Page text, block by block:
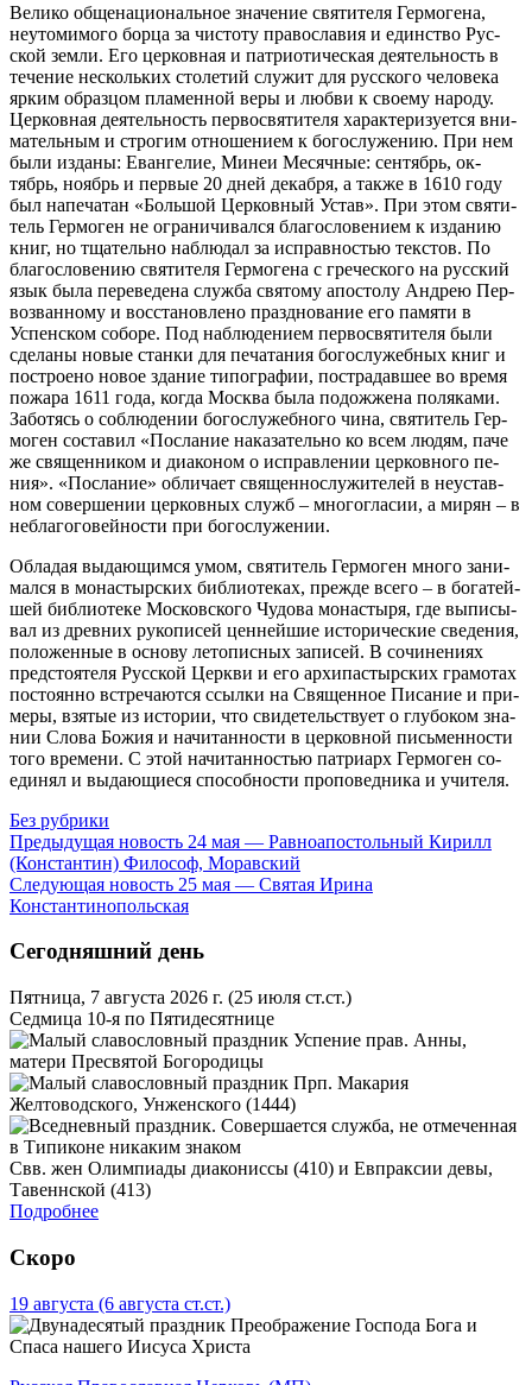
Ве­ли­ко об­ще­на­цио­наль­ное зна­че­ние свя­ти­те­ля Гер­мо­ге­на,
неуто­ми­мо­го бор­ца за чи­сто­ту пра­во­сла­вия и един­ство Рус­
ской зем­ли. Его цер­ков­ная и пат­ри­о­ти­че­ская де­я­тель­ность в
те­че­ние несколь­ких сто­ле­тий слу­жит для рус­ско­го че­ло­ве­ка
яр­ким об­раз­цом пла­мен­ной ве­ры и люб­ви к сво­е­му на­ро­ду.
Цер­ков­ная де­я­тель­ность пер­во­свя­ти­те­ля ха­рак­те­ри­зу­ет­ся вни­
ма­тель­ным и стро­гим от­но­ше­ни­ем к бо­го­слу­же­нию. При нем
бы­ли из­да­ны: Еван­ге­лие, Ми­неи Ме­сяч­ные: сен­тябрь, ок­
тябрь, но­ябрь и пер­вые 20 дней де­каб­ря, а так­же в 1610 го­ду
был на­пе­ча­тан «Боль­шой Цер­ков­ный Устав». При этом свя­ти­
тель Гер­мо­ген не огра­ни­чи­вал­ся бла­го­сло­ве­ни­ем к из­да­нию
книг, но тща­тель­но на­блю­дал за ис­прав­но­стью тек­стов. По
бла­го­сло­ве­нию свя­ти­те­ля Гер­мо­ге­на с гре­че­ско­го на рус­ский
язык бы­ла пе­ре­ве­де­на служ­ба свя­то­му апо­сто­лу Ан­дрею Пер­
во­зван­но­му и вос­ста­нов­ле­но празд­но­ва­ние его па­мя­ти в
Успен­ском со­бо­ре. Под на­блю­де­ни­ем пер­во­свя­ти­те­ля бы­ли
сде­ла­ны но­вые стан­ки для пе­ча­та­ния бо­го­слу­жеб­ных книг и
по­стро­е­но но­вое зда­ние ти­по­гра­фии, по­стра­дав­шее во вре­мя
по­жа­ра 1611 го­да, ко­гда Москва бы­ла по­до­жже­на по­ля­ка­ми.
За­бо­тясь о со­блю­де­нии бо­го­слу­жеб­но­го чи­на, свя­ти­тель Гер­
мо­ген со­ста­вил «По­сла­ние на­ка­за­тель­но ко всем лю­дям, па­че
же свя­щен­ни­ком и диа­ко­ном о ис­прав­ле­нии цер­ков­но­го пе­
ния». «По­сла­ние» об­ли­ча­ет свя­щен­но­слу­жи­те­лей в неустав­
ном со­вер­ше­нии цер­ков­ных служб – мно­го­гла­сии, а ми­рян – в
небла­го­го­вей­но­сти при бо­го­слу­же­нии.
Об­ла­дая вы­да­ю­щим­ся умом, свя­ти­тель Гер­мо­ген мно­го за­ни­
мал­ся в мо­на­стыр­ских биб­лио­те­ках, преж­де все­го – в бо­га­тей­
шей биб­лио­те­ке Мос­ков­ско­го Чу­до­ва мо­на­сты­ря, где вы­пи­сы­
вал из древ­них ру­ко­пи­сей цен­ней­шие ис­то­ри­че­ские све­де­ния,
по­ло­жен­ные в ос­но­ву ле­то­пис­ных за­пи­сей. В со­чи­не­ни­ях
пред­сто­я­те­ля Рус­ской Церк­ви и его ар­хи­пас­тыр­ских гра­мо­тах
по­сто­ян­но встре­ча­ют­ся ссыл­ки на Свя­щен­ное Пи­са­ние и при­
ме­ры, взя­тые из ис­то­рии, что сви­де­тель­ству­ет о глу­бо­ком зна­
нии Сло­ва Бо­жия и на­чи­тан­но­сти в цер­ков­ной пись­мен­но­сти
то­го вре­ме­ни. С этой на­чи­тан­но­стью пат­ри­арх Гер­мо­ген со­
еди­нял и вы­да­ю­щи­е­ся спо­соб­но­сти про­по­вед­ни­ка и учи­те­ля.
Без рубрики
Предыдущая новость 24 мая — Равноапостольный Кирилл
(Константин) Философ, Моравский
Следующая новость 25 мая — Святая Ирина
Константинопольская
Сегодняшний день
Пятница, 7 августа 2026 г. (25 июля ст.ст.)
Седмица 10-я по Пятидесятнице
Успение прав. Анны,
матери Пресвятой Богородицы
Прп. Макария
Желтоводского, Унженского (1444)
Свв. жен Олимпиады диакониссы (410) и Евпраксии девы,
Тавеннской (413)
Подробнее
Скоро
19 августа (6 августа ст.ст.)
Преображение Господа Бога и
Спаса нашего Иисуса Христа